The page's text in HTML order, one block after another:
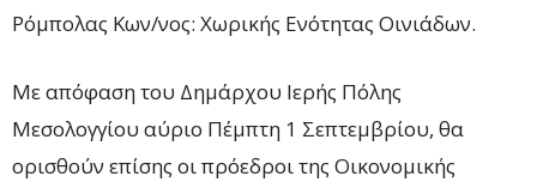
Ρόμπολας Κων/νος: Χωρικής Ενότητας Οινιάδων.
Με απόφαση του Δημάρχου Ιερής Πόλης
Μεσολογγίου αύριο Πέμπτη 1 Σεπτεμβρίου, θα
ορισθούν επίσης οι πρόεδροι της Οικονομικής